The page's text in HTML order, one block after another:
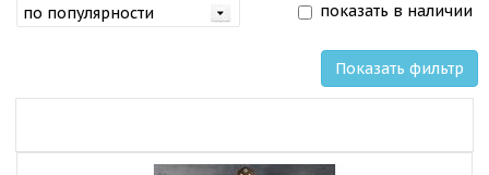
показать в наличии
Показать фильтр